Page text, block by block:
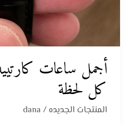
أجمل ساعات
كل لحظة
المنتجات الجديده/
dana